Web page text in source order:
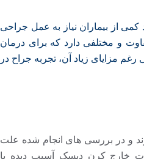
از بیماران نیاز به عمل جراحی
و مختلفی دارد که برای درمان
مزایای زیاد آن، تجربه جراح در
و در بررسی های انجام شده علت
خارج کرن دیسک آسیب دیده با